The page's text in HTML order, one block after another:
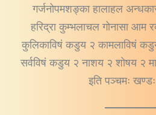
गर्जनोपमशङ्का हालाहल
हरिद्रा कुम्भलाचल गोनासा आम
कुलिकाविषं कडुय २ कामलाविषं
सर्वविषं कडुय २ नाशय २ शोषय २
इति पञ्चमः